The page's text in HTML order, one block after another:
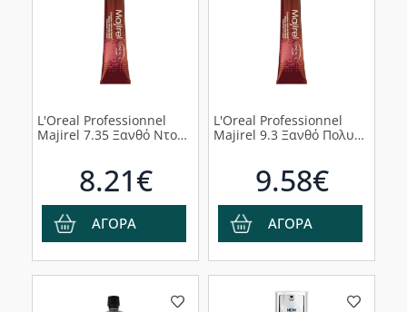
L'Oreal Professionnel
Majirel 7.35 Ξανθό Ντορέ
8.21€
ΑΓΟΡΑ
L'Oreal Professionnel
Majirel 9.3 Ξανθό Πολυ
9.58€
ΑΓΟΡΑ